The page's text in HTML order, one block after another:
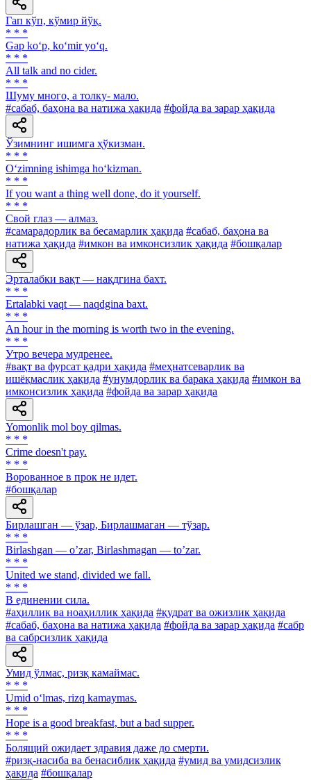
Гап кўп, кўмир йўқ.
* * *
Gap ko‘p, ko‘mir yo‘q.
* * *
All talk and no cider.
* * *
Шуму много, а толку- мало.
#сабаб, баҳона ва натижа ҳақида #фойда ва зарар ҳақида
Ўзимнинг ишимга ҳўкизман.
* * *
O‘zimning ishimga ho‘kizman.
* * *
If you want a thing well done, do it yourself.
* * *
Свой глаз — алмаз.
#самарадорлик ва бесамарлик ҳақида #сабаб, баҳона ва
натижа ҳақида #имкон ва имконсизлик ҳақида #бошқалар
Эрталабки вақт — нақдгина бахт.
* * *
Ertalabki vaqt — naqdgina baxt.
* * *
An hour in the morning is worth two in the evening.
* * *
Утро вечера мудренее.
#вақт ва фурсат қадри ҳақида #меҳнатсеварлик ва
ишёқмаслик ҳақида #унумдорлик ва барака ҳақида #имкон ва
имконсизлик ҳақида #фойда ва зарар ҳақида
Yomonlik mol boy qilmas.
* * *
Crime doesn't pay.
* * *
Ворованное в прок не идет.
#бошқалар
Бирлашган — ўзар, Бирлашмаган — тўзар.
* * *
Birlashgan — oʼzar, Birlashmagan — toʼzar.
* * *
United we stand, divided we fall.
* * *
В единении сила.
#аҳиллик ва ноаҳиллик ҳақида #қудрат ва ожизлик ҳақида
#сабаб, баҳона ва натижа ҳақида #фойда ва зарар ҳақида #сабр
ва сабрсизлик ҳақида
Умид ўлмас, ризқ камаймас.
* * *
Umid o‘lmas, rizq kamaymas.
* * *
Hope is a good breakfast, but a bad supper.
* * *
Болящий ожидает здравия даже до смерти.
#ризқ-насиба ва бенасиблик ҳақида #умид ва умидсизлик
ҳақида #бошқалар